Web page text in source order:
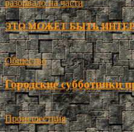
разорвало на части
ЭТО МОЖЕТ БЫТЬ
Общество
Городские субботники
Происшествия